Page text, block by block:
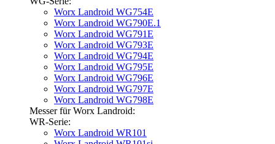
Worx Landroid WG754E
Worx Landroid WG790E.1
Worx Landroid WG791E
Worx Landroid WG793E
Worx Landroid WG794E
Worx Landroid WG795E
Worx Landroid WG796E
Worx Landroid WG797E
Worx Landroid WG798E
Messer für Worx Landroid:
WR-Serie:
Worx Landroid WR101